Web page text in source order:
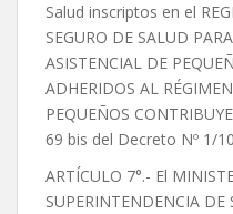
Salud inscriptos en el
SEGURO DE SALUD
ASISTENCIAL DE
ADHERIDOS AL
PEQUEÑOS
69 bis del Decreto Nº 1/
ARTÍCULO 7°.- El
SUPERINTENDENCIA DE